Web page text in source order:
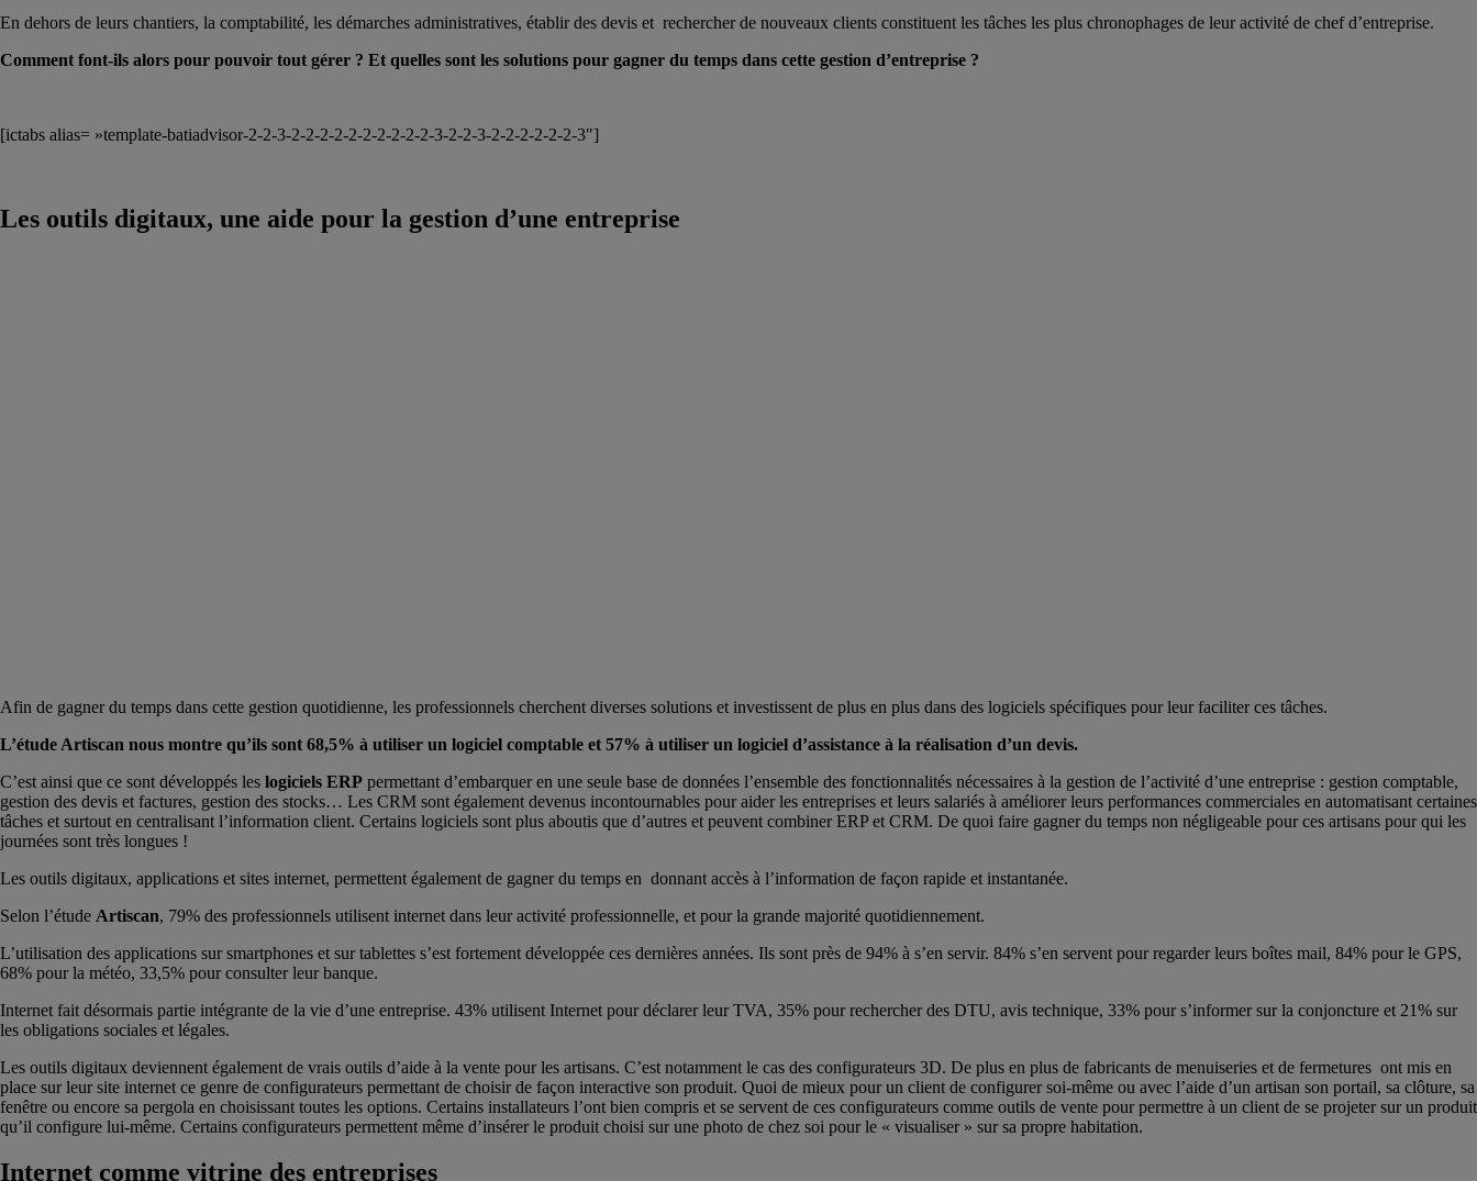
En dehors de leurs chantiers, la comptabilité, les démarches administratives, établir des devis et rechercher de nouveaux clients constituent les tâches les plus chronophages de leur activité de chef d’entreprise.
Comment font-ils alors pour pouvoir tout gérer ? Et quelles sont les solutions pour gagner du temps dans cette gestion d’entreprise ?
[ictabs alias= »template-batiadvisor-2-2-3-2-2-2-2-2-2-2-2-2-2-3-2-2-3-2-2-2-2-2-2-3″]
Les outils digitaux, une aide pour la gestion d’une entreprise
Afin de gagner du temps dans cette gestion quotidienne, les professionnels cherchent diverses solutions et investissent de plus en plus dans des logiciels spécifiques pour leur faciliter ces tâches.
L’étude Artiscan nous montre qu’ils sont 68,5% à utiliser un logiciel comptable et 57% à utiliser un logiciel d’assistance à la réalisation d’un devis.
C’est ainsi que ce sont développés les logiciels ERP permettant d’embarquer en une seule base de données l’ensemble des fonctionnalités nécessaires à la gestion de l’activité d’une entreprise : gestion comptable,
gestion des devis et factures, gestion des stocks… Les CRM sont également devenus incontournables pour aider les entreprises et leurs salariés à améliorer leurs performances commerciales en automatisant certaines
tâches et surtout en centralisant l’information client. Certains logiciels sont plus aboutis que d’autres et peuvent combiner ERP et CRM. De quoi faire gagner du temps non négligeable pour ces artisans pour qui les
journées sont très longues !
Les outils digitaux, applications et sites internet, permettent également de gagner du temps en donnant accès à l’information de façon rapide et instantanée.
Selon l’étude Artiscan, 79% des professionnels utilisent internet dans leur activité professionnelle, et pour la grande majorité quotidiennement.
L’utilisation des applications sur smartphones et sur tablettes s’est fortement développée ces dernières années. Ils sont près de 94% à s’en servir. 84% s’en servent pour regarder leurs boîtes mail, 84% pour le GPS,
68% pour la météo, 33,5% pour consulter leur banque.
Internet fait désormais partie intégrante de la vie d’une entreprise. 43% utilisent Internet pour déclarer leur TVA, 35% pour rechercher des DTU, avis technique, 33% pour s’informer sur la conjoncture et 21% sur
les obligations sociales et légales.
Les outils digitaux deviennent également de vrais outils d’aide à la vente pour les artisans. C’est notamment le cas des configurateurs 3D. De plus en plus de fabricants de menuiseries et de fermetures ont mis en
place sur leur site internet ce genre de configurateurs permettant de choisir de façon interactive son produit. Quoi de mieux pour un client de configurer soi-même ou avec l’aide d’un artisan son portail, sa clôture, sa
fenêtre ou encore sa pergola en choisissant toutes les options. Certains installateurs l’ont bien compris et se servent de ces configurateurs comme outils de vente pour permettre à un client de se projeter sur un produit
qu’il configure lui-même. Certains configurateurs permettent même d’insérer le produit choisi sur une photo de chez soi pour le « visualiser » sur sa propre habitation.
Internet comme vitrine des entreprises